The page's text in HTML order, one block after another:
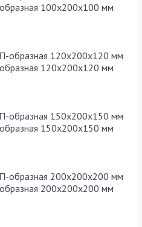
100х200х100 мм
120х200х120 мм
150х200х150 мм
200х200х200 мм